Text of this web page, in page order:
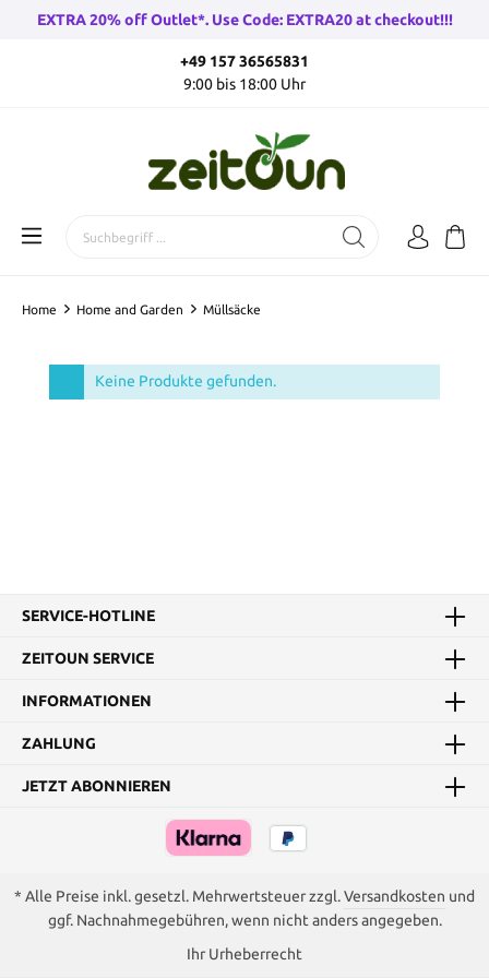
EXTRA 20% off Outlet*. Use Code: EXTRA20 at checkout!!!
+49 157 36565831
9:00 bis 18:00 Uhr
Home Home and Garden Müllsäcke
Keine Produkte gefunden.
SERVICE-HOTLINE
ZEITOUN SERVICE
INFORMATIONEN
ZAHLUNG
JETZT ABONNIEREN
* Alle Preise inkl. gesetzl. Mehrwertsteuer zzgl.Versandkosten und
ggf. Nachnahmegebühren, wenn nicht anders angegeben.
Ihr Urheberrecht